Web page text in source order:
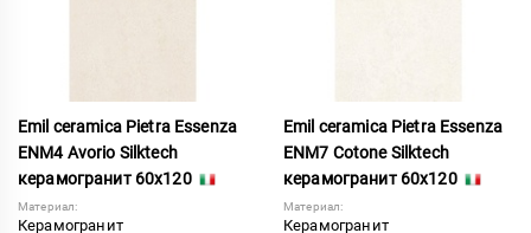
Emil ceramica Pietra Essenza
ENM4 Avorio Silktech
керамогранит 60x120
Материал:
Керамогранит
Emil ceramica Pietra Essenza
ENM7 Cotone Silktech
керамогранит 60x120
Материал:
Керамогранит